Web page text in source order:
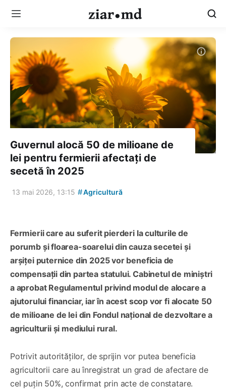
Guvernul alocă 50 de milioane de
lei pentru fermierii afectați de
secetă în 2025
13 mai 2026, 13:15 #Agricultură
Fermierii care au suferit pierderi la culturile de
porumb și floarea-soarelui din cauza secetei și
arșiței puternice din 2025 vor beneficia de
compensații din partea statului. Cabinetul de miniștri
a aprobat Regulamentul privind modul de alocare a
ajutorului financiar, iar în acest scop vor fi alocate 50
de milioane de lei din Fondul național de dezvoltare a
agriculturii și mediului rural.
Potrivit autorităților, de sprijin vor putea beneficia
agricultorii care au înregistrat un grad de afectare de
cel puțin 50%, confirmat prin acte de constatare.